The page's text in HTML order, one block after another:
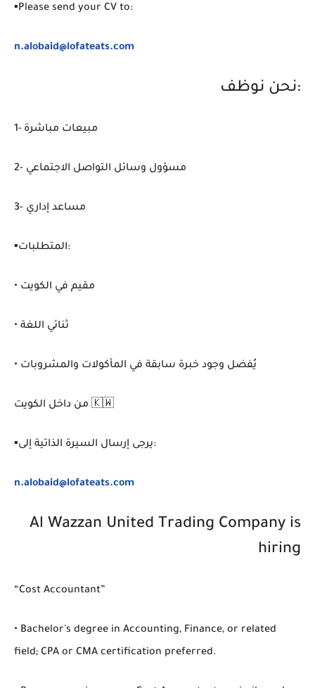
▪️Please send your CV to:
n.alobaid@lofateats.com
نحن نوظف:
1- مبيعات مباشرة
2- مسؤول وسائل التواصل الاجتماعي
3- مساعد إداري
▪️المتطلبات:
• مقيم في الكويت
• ثنائي اللغة
• يُفضل وجود خبرة سابقة في المأكولات والمشروبات
من داخل الكويت 🇰🇼
▪️يرجى إرسال السيرة الذاتية إلى:
n.alobaid@lofateats.com
Al Wazzan United Trading Company is
hiring
“Cost Accountant”
• Bachelor's degree in Accounting, Finance, or related
field; CPA or CMA certification preferred.